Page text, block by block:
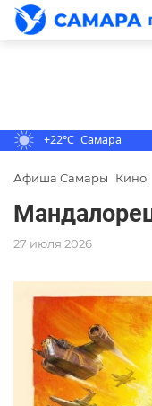
+22°C Самара
Афиша Самары Кино
27 июля 2026